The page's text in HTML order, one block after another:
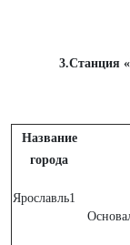
3.Станция
Название
города
Ярославль1